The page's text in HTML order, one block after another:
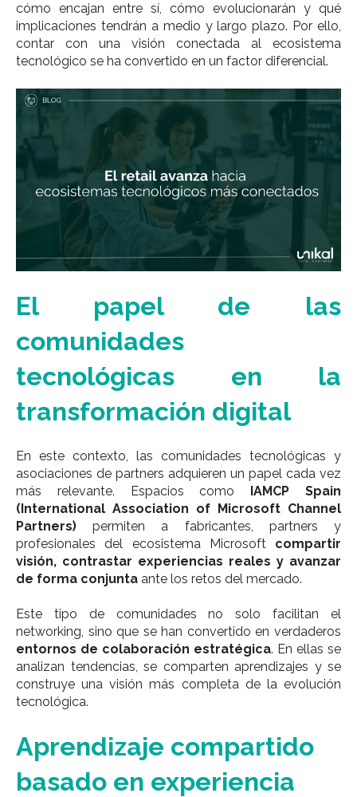
cómo encajan entre sí, cómo evolucionarán y qué
implicaciones tendrán a medio y largo plazo. Por ello,
contar con una visión conectada al ecosistema
tecnológico se ha convertido en un factor diferencial.
El papel de las
comunidades
tecnológicas en la
transformación digital
En este contexto, las comunidades tecnológicas y
asociaciones de partners adquieren un papel cada vez
más relevante. Espacios como IAMCP Spain
(International Association of Microsoft Channel
Partners) permiten a fabricantes, partners y
profesionales del ecosistema Microsoft compartir
visión, contrastar experiencias reales y avanzar
de forma conjunta ante los retos del mercado.
Este tipo de comunidades no solo facilitan el
networking, sino que se han convertido en verdaderos
entornos de colaboración estratégica. En ellas se
analizan tendencias, se comparten aprendizajes y se
construye una visión más completa de la evolución
tecnológica.
Aprendizaje compartido
basado en experiencia